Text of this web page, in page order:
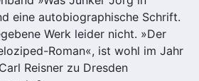
eine autobiographische Schrift.
Werk leider nicht. »Der
Roman«, ist wohl im Jahr
Reisner zu Dresden